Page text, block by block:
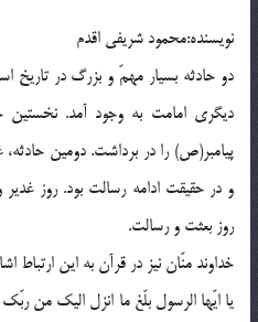
نويسنده:محمود شریفی اقدم
دو حادثه بسیار مهمّ و بزرگ در تاریخ
دیگری امامت به وجود آمد. نخستین
پیامبر(ص) را در برداشت. دومین حادثه،
و در حقیقت ادامه رسالت بود. روز
روز بعثت و رسالت.
خداوند منّان نیز در قرآن به این ارتباط
یا ایّها الرسول بلّغ ما انزل الیک من